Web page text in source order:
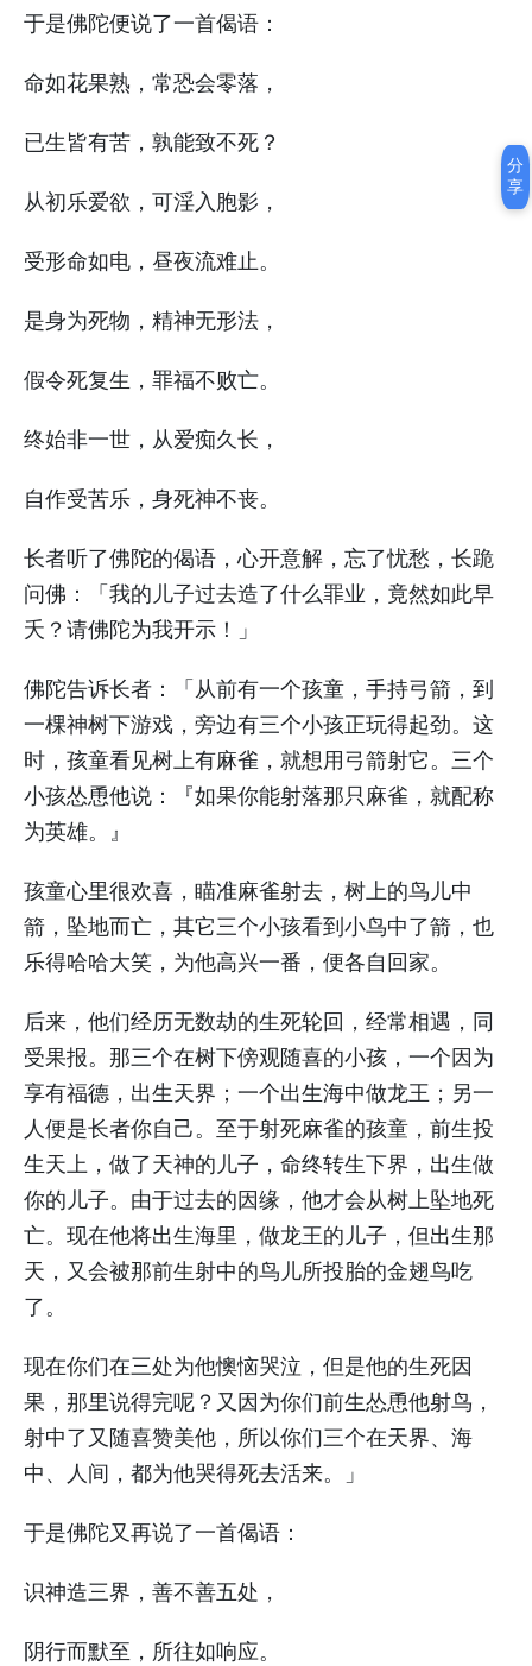
于是佛陀便说了一首偈语：
命如花果熟，常恐会零落，
已生皆有苦，孰能致不死？
从初乐爱欲，可淫入胞影，
受形命如电，昼夜流难止。
是身为死物，精神无形法，
假令死复生，罪福不败亡。
终始非一世，从爱痴久长，
自作受苦乐，身死神不丧。
长者听了佛陀的偈语，心开意解，忘了忧愁，长跪
问佛：「我的儿子过去造了什么罪业，竟然如此早
夭？请佛陀为我开示！」
佛陀告诉长者：「从前有一个孩童，手持弓箭，到
一棵神树下游戏，旁边有三个小孩正玩得起劲。这
时，孩童看见树上有麻雀，就想用弓箭射它。三个
小孩怂恿他说：『如果你能射落那只麻雀，就配称
为英雄。』
孩童心里很欢喜，瞄准麻雀射去，树上的鸟儿中
箭，坠地而亡，其它三个小孩看到小鸟中了箭，也
乐得哈哈大笑，为他高兴一番，便各自回家。
后来，他们经历无数劫的生死轮回，经常相遇，同
受果报。那三个在树下傍观随喜的小孩，一个因为
享有福德，出生天界；一个出生海中做龙王；另一
人便是长者你自己。至于射死麻雀的孩童，前生投
生天上，做了天神的儿子，命终转生下界，出生做
你的儿子。由于过去的因缘，他才会从树上坠地死
亡。现在他将出生海里，做龙王的儿子，但出生那
天，又会被那前生射中的鸟儿所投胎的金翅鸟吃
了。
现在你们在三处为他懊恼哭泣，但是他的生死因
果，那里说得完呢？又因为你们前生怂恿他射鸟，
射中了又随喜赞美他，所以你们三个在天界、海
中、人间，都为他哭得死去活来。」
于是佛陀又再说了一首偈语：
识神造三界，善不善五处，
阴行而默至，所往如响应。
分
享